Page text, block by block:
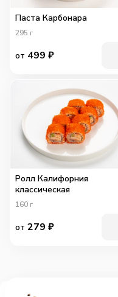
Паста Карбонара
295 г
от 499 ₽
Ролл Калифорния
классическая
160 г
от 279 ₽